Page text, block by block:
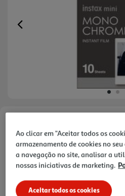
Previous
Ref. / EAN:4547410337556
9,99 €
Ao clicar em "Aceitar todos os
armazenamento de cookies no
a navegação no site, analisar a
nossas iniciativas de marketing.
Aceitar todos os cookies